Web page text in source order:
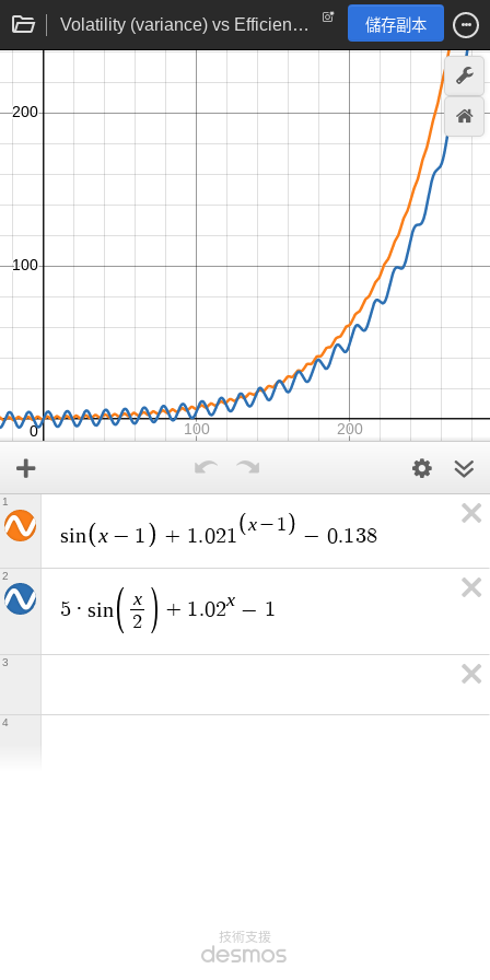
Volatility (variance) vs Efficiency (growth, slope) 儲存副本
sin x − 1 + 1 .021
x− 1 − 0.1 38
1
5 · sin
x
2
+ 1.02x − 1
2
3
4
技術支援